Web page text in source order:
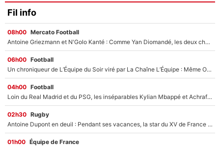
Fil info
08h00 Mercato Football
Antoine Griezmann et N'Golo Kanté : Comme Yan Diomandé, les deux champions du monde ont refusé de signer au PSG !
06h00 Football
Un chroniqueur de L’Équipe du Soir viré par La Chaîne L’Équipe : Même Olivier Ménard n’avait pas pu empêcher son départ, «je l’ai appris sur Twitter, je l’ai vécu assez mal»
04h00 Football
Loin du Real Madrid et du PSG, les inséparables Kylian Mbappé et Achraf Hakimi changent d'équipe le temps d'une journée !
02h30 Rugby
Antoine Dupont en deuil : Pendant ses vacances, la star du XV de France a perdu sa grand-mère
01h00 Équipe de France